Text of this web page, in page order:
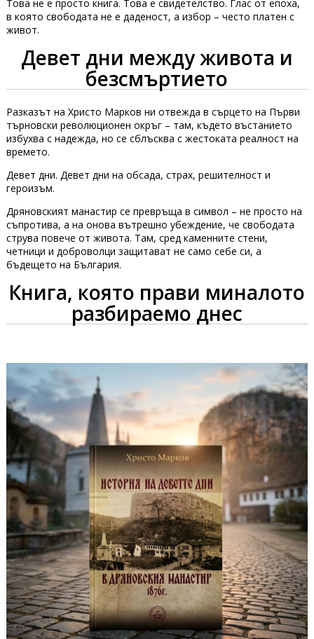
Това не е просто книга. Това е свидетелство. Глас от епоха,
в която свободата не е даденост, а избор – често платен с
живот.
Девет дни между живота и
безсмъртието
Разказът на Христо Марков ни отвежда в сърцето на Първи
търновски революционен окръг – там, където въстанието
избухва с надежда, но се сблъсква с жестоката реалност на
времето.
Девет дни. Девет дни на обсада, страх, решителност и
героизъм.
Дряновският манастир се превръща в символ – не просто на
съпротива, а на онова вътрешно убеждение, че свободата
струва повече от живота. Там, сред каменните стени,
четници и доброволци защитават не само себе си, а
бъдещето на България.
Книга, която прави миналото
разбираемо днес